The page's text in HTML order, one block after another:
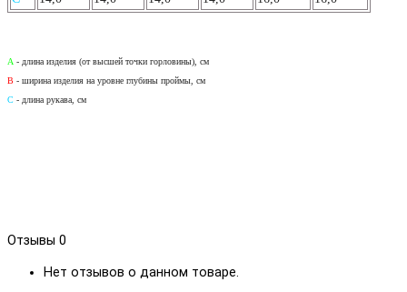
A - длина изделия (от высшей точки горловины), см
B - ширина изделия на уровне глубины проймы, см
С - длина рукава, см
Отзывы 0
Нет отзывов о данном товаре.